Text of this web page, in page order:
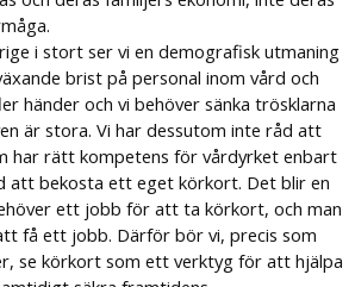
i stort ser vi en demografisk utmaning
brist på personal inom vård och
händer och vi behöver sänka trösklarna
är stora. Vi har dessutom inte råd att
har rätt kompetens för vårdyrket enbart
att bekosta ett eget körkort. Det blir en
ett jobb för att ta körkort, och man
få ett jobb. Därför bör vi, precis som
se körkort som ett verktyg för att hjälpa